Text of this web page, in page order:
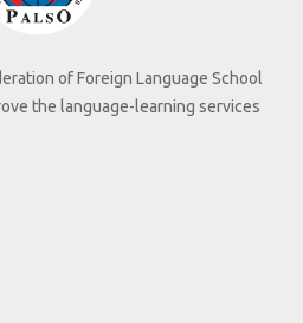
of Foreign Language School
the language-learning services